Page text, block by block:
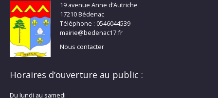
19 avenue Anne d’Autriche
17210 Bédenac
Téléphone : 0546044539
mairie@bedenac17.fr
Nous contacter
Horaires d’ouverture au public :
Du lundi au samedi